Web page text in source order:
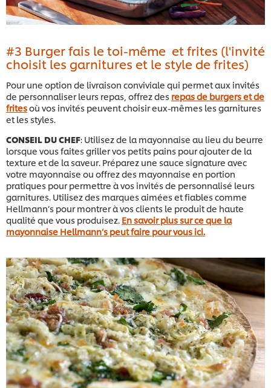
#3 Burger fais le toi-même et frites (l'invité
choisit les garnitures et le style de frites)
Pour une option de livraison conviviale qui permet aux invités
de personnaliser leurs repas, offrez des repas de burgers et de
fritesoù vos invités peuvent choisir eux-mêmes les garnitures
et les styles.
CONSEIL DU CHEF: Utilisez de la mayonnaise au lieu du beurre
lorsque vous faites griller vos petits pains pour ajouter de la
texture et de la saveur. Préparez une sauce signature avec
votre mayonnaise ou offrez des mayonnaise en portion
pratiques pour permettre à vos invités de personnalisé leurs
garnitures. Utilisez des marques aimées et fiables comme
Hellmann’s pour montrer à vos clients le produit de haute
qualité que vous produisez. En savoir plus sur ce que la
mayonnaise Hellmann’s peut faire pour vous ici.